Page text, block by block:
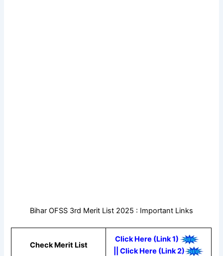
Bihar OFSS 3rd Merit List 2025 : Important Links
Check Merit List
Click Here (Link 1)
Click Here (Link 2)